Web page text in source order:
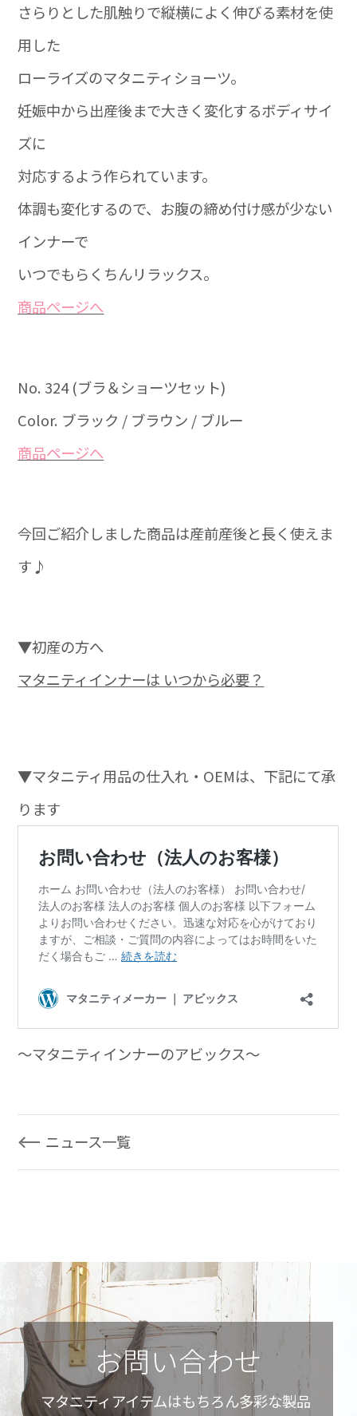
さらりとした肌触りで縦横によく伸びる素材を使
用した
ローライズのマタニティショーツ。
妊娠中から出産後まで大きく変化するボディサイ
ズに
対応するよう作られています。
体調も変化するので、お腹の締め付け感が少ない
インナーで
いつでもらくちんリラックス。
商品ぺージへ
No. 324 (ブラ＆ショーツセット)
Color. ブラック / ブラウン / ブルー
商品ページへ
今回ご紹介しました商品は産前産後と長く使えま
す♪
▼初産の方へ
マタニティインナーは いつから必要？
▼マタニティ用品の仕入れ・OEMは、下記にて承
ります
～マタニティインナーのアビックス～
ニュース一覧
お問い合わせ
マタニティアイテムはもちろん多彩な製品